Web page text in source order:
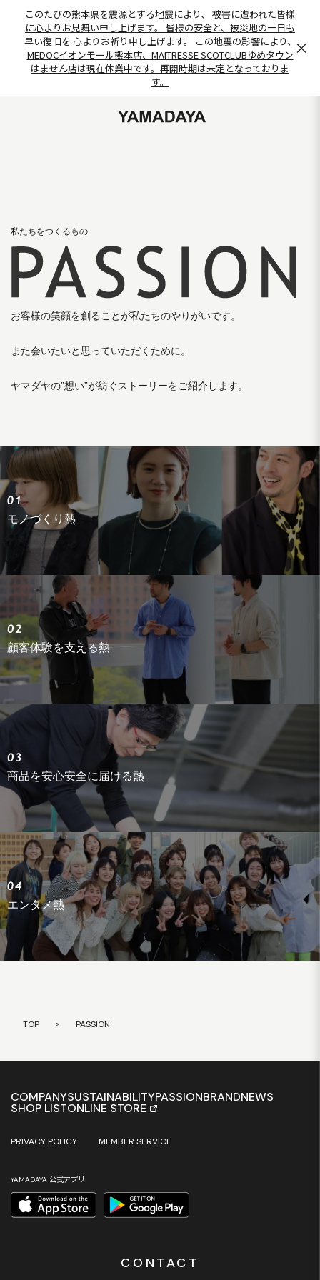
このたびの熊本県を震源とする地震により、 被害に遭われた皆様
に心よりお見舞い申し上げます。 皆様の安全と、被災地の一日も
早い復旧を 心よりお祈り申し上げます。 この地震の影響により、
MEDOCイオンモール熊本店、MAITRESSE SCOTCLUBゆめタウン
はません店は現在休業中です。再開時期は未定となっておりま
す。
×
私たちをつくるもの
お客様の笑顔を創ることが私たちのやりがいです。
また会いたいと思っていただくために。
ヤマダヤの”想い”が紡ぐストーリーをご紹介します。
モノづくり熱
顧客体験を支える熱
商品を安心安全に届ける熱
エンタメ熱
TOP > PASSION
COMPANYSUSTAINABILITYPASSIONBRANDNEWS
SHOP LISTONLINE STORE
PRIVACY POLICY MEMBER SERVICE
YAMADAYA 公式アプリ
CONTACT